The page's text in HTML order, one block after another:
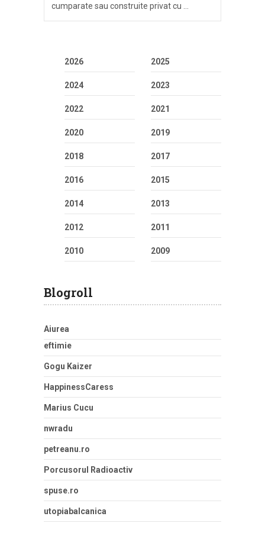
cumparate sau construite privat cu …
2026 2025
2024 2023
2022 2021
2020 2019
2018 2017
2016 2015
2014 2013
2012 2011
2010 2009
Blogroll
Aiurea
eftimie
Gogu Kaizer
HappinessCaress
Marius Cucu
nwradu
petreanu.ro
Porcusorul Radioactiv
spuse.ro
utopiabalcanica